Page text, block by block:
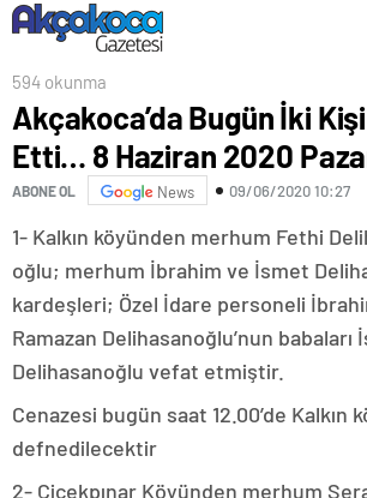
594 okunma
Akçakoca’da Bugün İki
Etti… 8 Haziran 2020
ABONE OL News 09/06/2020 10:27
1- Kalkın köyünden merhum Fethi
oğlu; merhum İbrahim ve İsmet
kardeşleri; Özel İdare personeli
Ramazan Delihasanoğlu’nun babaları
Delihasanoğlu vefat etmiştir.
Cenazesi bugün saat 12.00’de Kalkın
defnedilecektir
2- Çiçekpınar Köyünden merhum